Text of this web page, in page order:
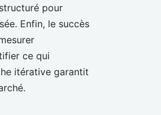
pour
Enfin, le succès
ce qui
itérative garantit